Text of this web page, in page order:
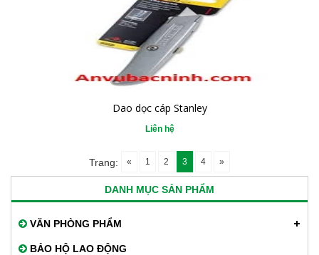
Dao dọc cáp Stanley
Liên hệ
Trang: « 1 2 3 4 »
DANH MỤC SẢN PHẨM
VĂN PHÒNG PHẨM
BẢO HỘ LAO ĐỘNG